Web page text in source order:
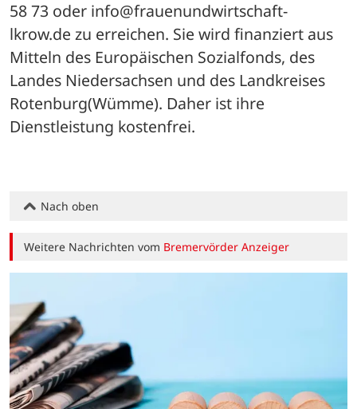
58 73 oder info@frauenundwirtschaft-
lkrow.de zu erreichen. Sie wird finanziert aus
Mitteln des Europäischen Sozialfonds, des
Landes Niedersachsen und des Landkreises
Rotenburg(Wümme). Daher ist ihre
Dienstleistung kostenfrei.
Nach oben
Weitere Nachrichten vom Bremervörder Anzeiger